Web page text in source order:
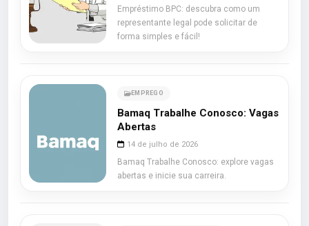
Empréstimo BPC: descubra como um
representante legal pode solicitar de
forma simples e fácil!
EMPREGO
Bamaq Trabalhe Conosco: Vagas
Abertas
14 de julho de 2026
Bamaq Trabalhe Conosco: explore vagas
abertas e inicie sua carreira.